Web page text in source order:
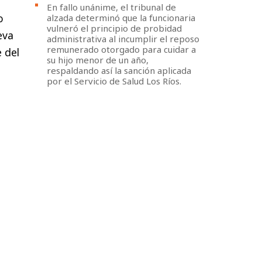
del
En fallo unánime, el tribunal de
alzada determinó que la funcionaria
vulneró el principio de probidad
administrativa al incumplir el reposo
remunerado otorgado para cuidar a
su hijo menor de un año,
respaldando así la sanción aplicada
por el Servicio de Salud Los Ríos.